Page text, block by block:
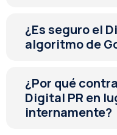
¿Es seguro el
algoritmo de
¿Por qué
Digital PR en
internamente?